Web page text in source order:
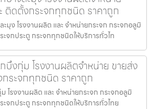
ติดตั้งกระจกทุกชนิด ราคาถูก
มุง โรงงานผลิต และ จำหน่ายกระจก กระจกอลูมิ
ะจกประตู กระจกทุกชนิดให้บริการทั่วไท
บึงกุ่ม โรงงานผลิตจำหน่าย ขายส่ง
ระจกทุกชนิด ราคาถูก
โรงงานผลิต และ จำหน่ายกระจก กระจกอลูมิ
ะจกประตู กระจกทุกชนิดให้บริการทั่วไทย